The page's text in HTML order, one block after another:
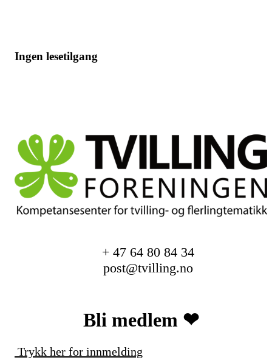
Ingen lesetilgang
+ 47 64 80 84 34
post@tvilling.no
Bli medlem ❤︎
Trykk her for innmelding